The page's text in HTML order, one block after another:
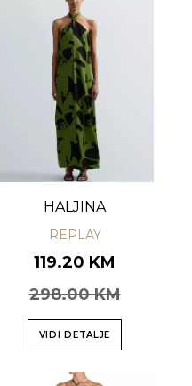
HALJINA
REPLAY
119.20 KM
298.00 KM
VIDI DETALJE